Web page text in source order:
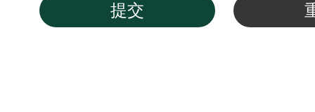
提交